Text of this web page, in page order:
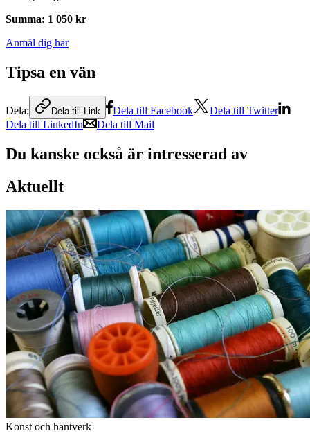
Summa: 1 050 kr
Anmäl dig här
Tipsa en vän
Dela: Dela till Link Dela till Facebook
Dela till Twitter
Dela till LinkedIn
Dela till Mail
Du kanske också är intresserad av
Aktuellt
Konst och hantverk